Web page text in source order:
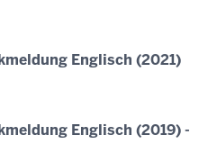
Englisch (2021)
Englisch (2019) -